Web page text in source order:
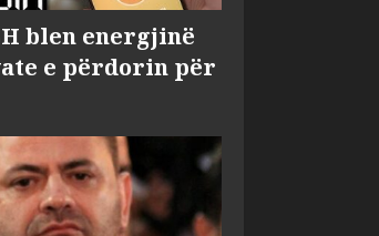
blen energjinë
e përdorin për